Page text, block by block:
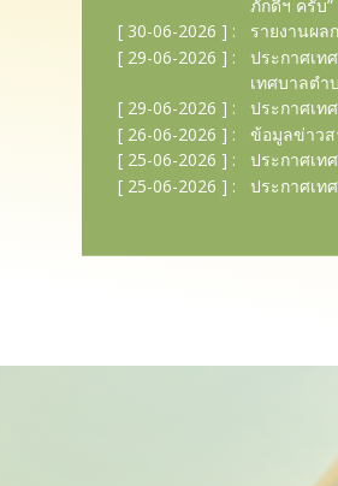
ภักดีฯ ครับ”
[ 30-06-2026 ] :
รายงานผล
[ 29-06-2026 ] :
ประกาศเท
เทศบาลตำ
[ 29-06-2026 ] :
ประกาศเท
[ 26-06-2026 ] :
ข้อมูลข่าวส
[ 25-06-2026 ] :
ประกาศเท
[ 25-06-2026 ] :
ประกาศเท